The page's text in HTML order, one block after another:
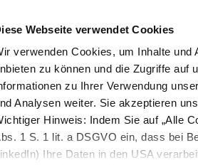
Webseite verwendet Cookies
verwenden Cookies, um Inhalte
zu können und die Zugriffe auf
zu Ihrer Verwendung
Analysen weiter. Sie akzeptieren
Hinweis: Indem Sie auf „Alle
1 S. 1 lit. a DSGVO ein, dass bei
Ihre Daten in den USA